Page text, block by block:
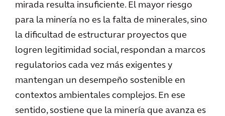
mirada resulta insuficiente. El mayor riesgo
para la minería no es la falta de minerales, sino
la dificultad de estructurar proyectos que
logren legitimidad social, respondan a marcos
regulatorios cada vez más exigentes y
mantengan un desempeño sostenible en
contextos ambientales complejos. En ese
sentido, sostiene que la minería que avanza es